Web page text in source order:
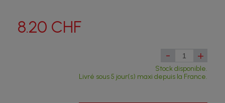
8.20 CHF
- +
Stock disponible.
Livré sous 5 jour(s) maxi depuis la France.